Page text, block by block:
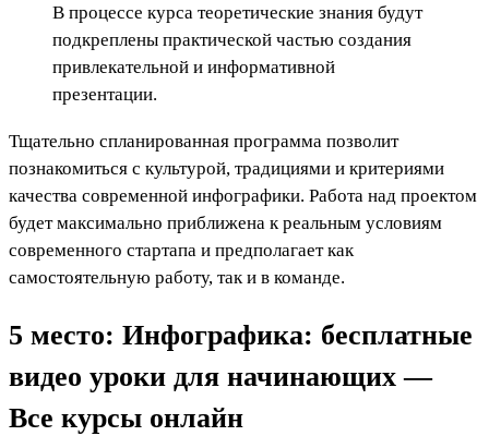
В процессе курса теоретические знания будут
подкреплены практической частью создания
привлекательной и информативной
презентации.
Тщательно спланированная программа позволит
познакомиться с культурой, традициями и критериями
качества современной инфографики. Работа над проектом
будет максимально приближена к реальным условиям
современного стартапа и предполагает как
самостоятельную работу, так и в команде.
5 место: Инфографика: бесплатные
видео уроки для начинающих —
Все курсы онлайн